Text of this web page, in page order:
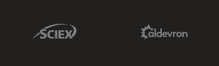
Sciex Link